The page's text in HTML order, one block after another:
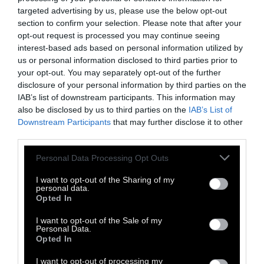
targeted advertising by us, please use the below opt-out
section to confirm your selection. Please note that after your
opt-out request is processed you may continue seeing
interest-based ads based on personal information utilized by
us or personal information disclosed to third parties prior to
your opt-out. You may separately opt-out of the further
disclosure of your personal information by third parties on the
IAB’s list of downstream participants. This information may
also be disclosed by us to third parties on the IAB’s List of
Downstream Participants that may further disclose it to other
Personal Data Processing Opt Outs
I want to opt-out of the Sharing of my
personal data.
Opted In
I want to opt-out of the Sale of my
Personal Data.
Opted In
I want to opt-out of processing my
στις θρησκευτικές τελετές… συγγνώμη,
παραδέχομαι πως μόλις είπα μια κοινοτοπία.
Τουέιν Μαρκ. Η τέχνη του ψεύδους. Εκδ.
Ποταμός. Ο Σάμουελ Λάνγκχορν Κλέμενς
(Samuel Langhorne Clemens, 30 Νοεμβρίου
1835 – 21 Απριλίου 1910), γνωστός κυρίως με
το ψευδώνυμο Μαρκ Τουέιν (ή Τουαίην), ήταν
Αμερικανός συγγραφέας. Πριν γίνει
συγγραφέας υπήρξε πιλότος σε ποταμόπλοια
στο Μισισιπή. Ο Αμερικανικός Εμφύλιος
σιδηροδρόμων, είχε ως αποτέλεσμα να
εγκαταλειφθεί το εμπόριο μέσω ατμόπλοιων,
γεγονός που ανάγκασε τον Τουέιν να